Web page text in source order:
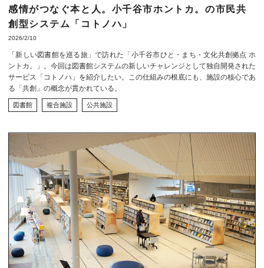
感情がつなぐ本と人。小千谷市ホントカ。の市民共
創型システム「コトノハ」
2026/2/10
「新しい図書館を巡る旅」で訪れた「小千谷市ひと・まち・文化共創拠点 ホ
ントカ。」。今回は図書館システムの新しいチャレンジとして独自開発された
サービス「コトノハ」を紹介したい。この仕組みの根底にも、施設の核心であ
る「共創」の概念が貫かれている。
図書館 複合施設 公共施設